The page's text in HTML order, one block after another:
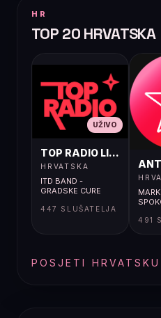
HR
TOP 20 HRVATSKA
UŽIVO
TOP RADIO LIVE
HRVATSKA
ITD BAND -
GRADSKE CURE
447 SLUŠATELJA
491
POSJETI HRVATSKU